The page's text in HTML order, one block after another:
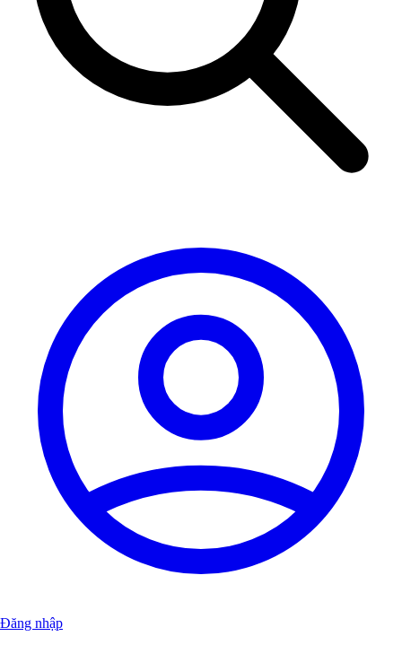
Đăng nhập